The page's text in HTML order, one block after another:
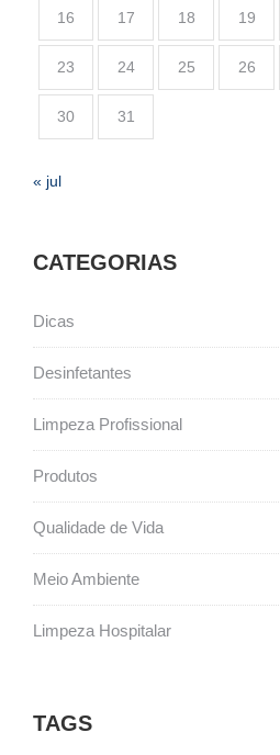
16 17 18 19
23 24 25 26
30 31
« jul
CATEGORIAS
Dicas
Desinfetantes
Limpeza Profissional
Produtos
Qualidade de Vida
Meio Ambiente
Limpeza Hospitalar
TAGS